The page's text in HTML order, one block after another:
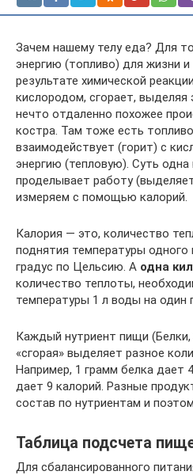
Зачем нашему телу еда? Для
энергию (топливо) для жизни
результате химической
кислородом, сгорает, выделяя
нечто отдаленно похожее
костра. Там тоже есть
взаимодействует (горит) с
энергию (тепловую). Суть
проделывает работу
измеряем с помощью калорий.
Калория — это, количество
поднятия температуры
градус по Цельсию. А одна
количество теплоты,
температуры 1 л воды на один
Каждый нутриент пищи
«сгорая» выделяет разное
Например, 1 грамм белка дает
дает 9 калорий. Разные
состав по нутриентам и
Таблица подсчета
Для сбалансированного